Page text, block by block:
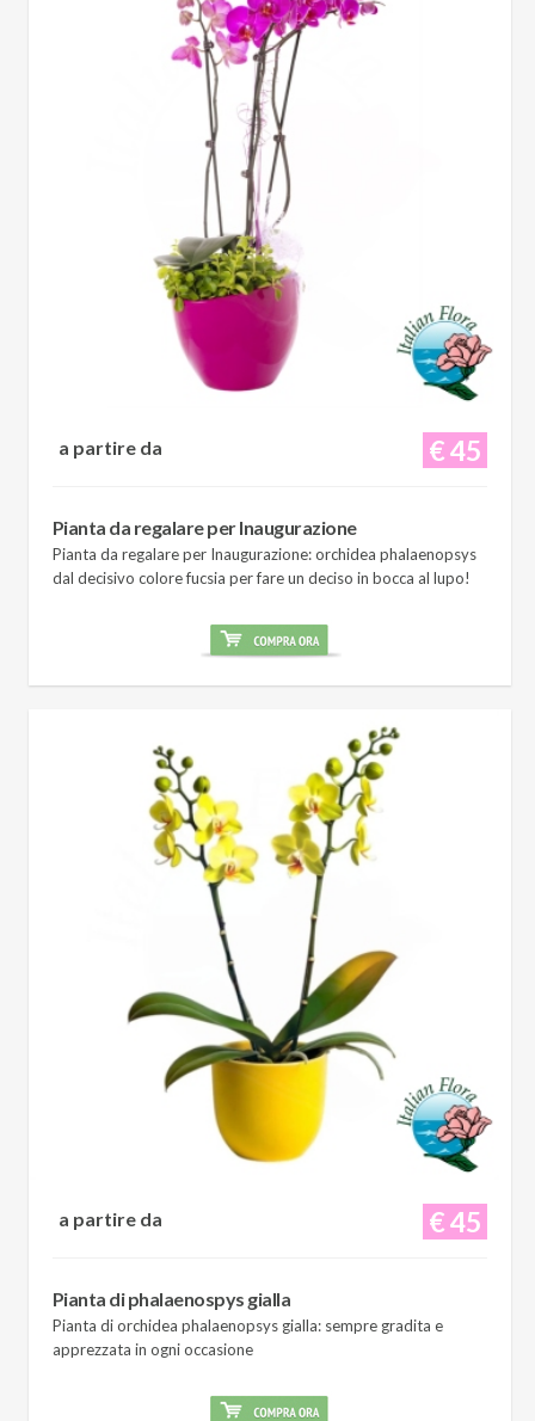
€ 45
a partire da
Pianta da regalare per Inaugurazione
Pianta da regalare per Inaugurazione: orchidea phalaenopsys
dal decisivo colore fucsia per fare un deciso in bocca al lupo!
€ 45
a partire da
Pianta di phalaenospys gialla
Pianta di orchidea phalaenopsys gialla: sempre gradita e
apprezzata in ogni occasione